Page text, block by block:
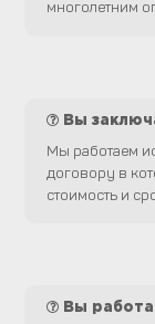
многолетним
Вы
Мы работаем
договору в
стоимость и
Вы